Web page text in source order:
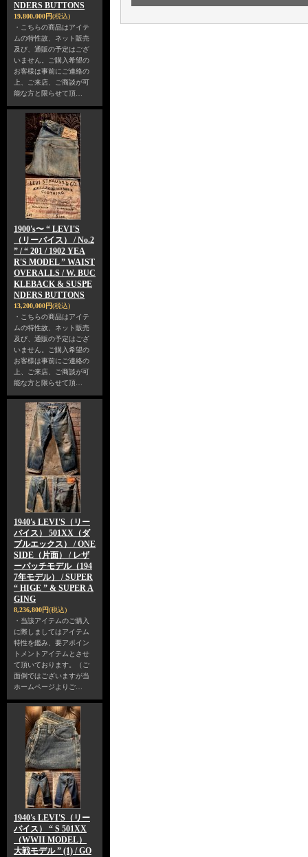
NDERS BUTTONS
19,800,000円(税込)
・こちらの商品はアイテ
ムの特性故、ネット販売
及び、通販の予定はござ
いません。ご購入希望の
お客様は事前にご連絡の
上、ご来店、ご商談が可
能な方と限らせて頂…
1900's〜 “ LEVI'S
（リーバイス） / No.2
” / “ 201 / 1902 YEA
R'S MODEL ” WAIST
OVERALLS / W. BUC
KLEBACK & SUSPE
NDERS BUTTONS
13,200,000円(税込)
・こちらの商品はアイテ
ムの特性故、ネット販売
及び、通販の予定はござ
いません。ご購入希望の
お客様は事前にご連絡の
上、ご来店、ご商談が可
能な方と限らせて頂…
1940's LEVI'S（リー
バイス） 501XX（ダ
ブルエックス） / ONE
SIDE（片面） / レザ
ーパッチモデル（194
7年モデル） / SUPER
“ HIGE ” & SUPER A
GING
8,236,800円(税込)
・当該アイテムのご購入
に際しましてはアイテム
特性を鑑み、要アポイン
トメントアイテムとさせ
て頂いております。（ご
面倒ではございますが当
ホームページよりご…
1940's LEVI'S（リー
バイス） “ S 501XX
（WWII MODEL）
大戦モデル ” (1) / GO